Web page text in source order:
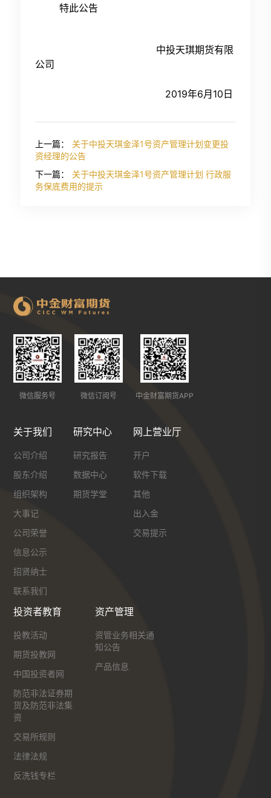
特此公告
中投天琪期货有限
公司
2019年6月 10 日
上一篇：
关于中投天琪金泽1号资产管理计划变更投
资经理的公告
下一篇：
关于中投天琪金泽1号资产管理计划 行政服
务保底费用的提示
微信服务号 微信订阅号 中金财富期货APP
关于我们
公司介绍
股东介绍
组织架构
大事记
公司荣誉
信息公示
招贤纳士
联系我们
研究中心
研究报告
数据中心
期货学堂
网上营业厅
开户
软件下载
其他
出入金
交易提示
投资者教育
投教活动
期货投教网
中国投资者网
防范非法证券期
货及防范非法集
资
交易所规则
法律法规
反洗钱专栏
资产管理
资管业务相关通
知公告
产品信息